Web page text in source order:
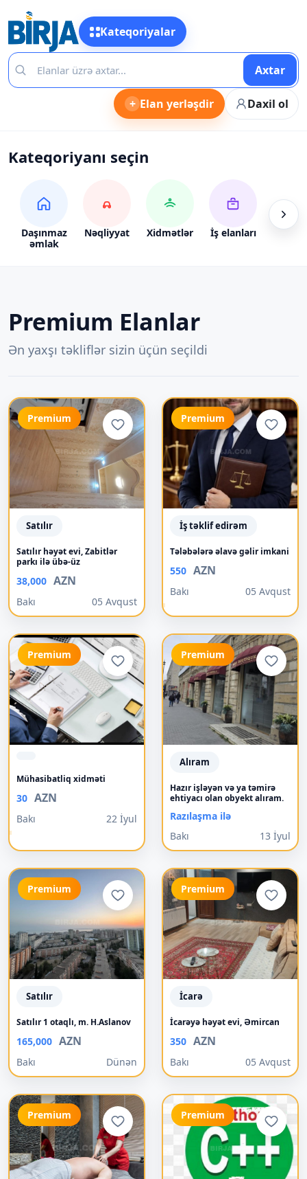
Kateqoriyalar
Axtar
+ Elan yerləşdir Daxil ol
Kateqoriyanı seçin
Daşınmaz
əmlak
Nəqliyyat Xidmətlər İş elanları Alış-
Premium Elanlar
Ən yaxşı təkliflər sizin üçün seçildi
Premium
Satılır
Satılır həyət evi, Zabitlər
parkı ilə übə-üz
38,000 AZN
Bakı 05 Avqust
Premium
İş təklif edirəm
Tələbələrə əlavə gəlir imkani
550 AZN
Bakı 05 Avqust
Premium
Mühasibatliq xidməti
30 AZN
Bakı 22 İyul
Premium
Alıram
Hazır işləyən və ya təmirə
ehtiyacı olan obyekt alıram.
Razılaşma ilə
Bakı
13 İyul
Premium
Satılır
Satılır 1 otaqlı, m. H.Aslanov
165,000 AZN
Bakı Dünən
Premium
İcarə
İcarəyə həyət evi, Əmircan
350 AZN
Bakı 05 Avqust
Premium Premium